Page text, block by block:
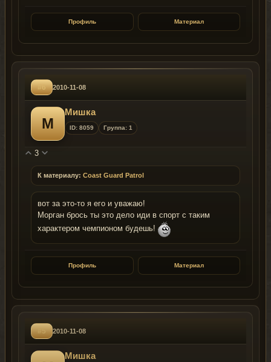
Профиль Материал
#6 2010-11-08
М
Мишка
ID: 8059 Группа: 1
3
К материалу: Coast Guard Patrol
вот за это-то я его и уважаю!
Морган брось ты это дело иди в спорт с таким
характером чемпионом будешь!
Профиль Материал
#5 2010-11-08
Мишка